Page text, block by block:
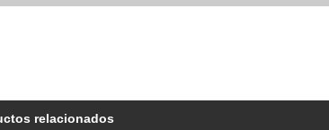
relacionados